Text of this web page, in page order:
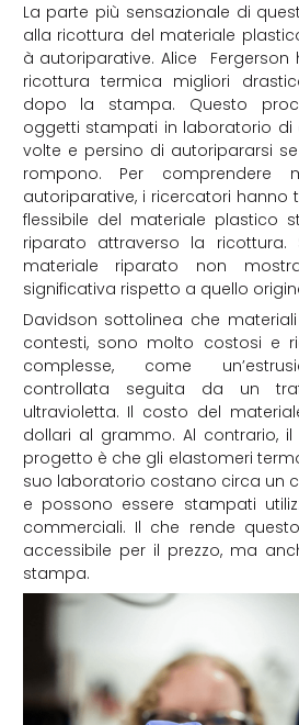
La parte più sensazionale di
alla ricottura del materiale
à autoriparative. Alice Fergerson
ricottura termica migliori
dopo la stampa. Questo
oggetti stampati in laboratorio di
volte e persino di autoripararsi
rompono. Per comprendere
autoriparative, i ricercatori hanno
flessibile del materiale plastico
riparato attraverso la ricottura.
materiale riparato non
significativa rispetto a quello
Davidson sottolinea che
contesti, sono molto costosi e
complesse, come
controllata seguita da un
ultravioletta. Il costo del
dollari al grammo. Al contrario,
progetto è che gli elastomeri
suo laboratorio costano circa un
e possono essere stampati
commerciali. Il che rende
accessibile per il prezzo, ma
stampa.